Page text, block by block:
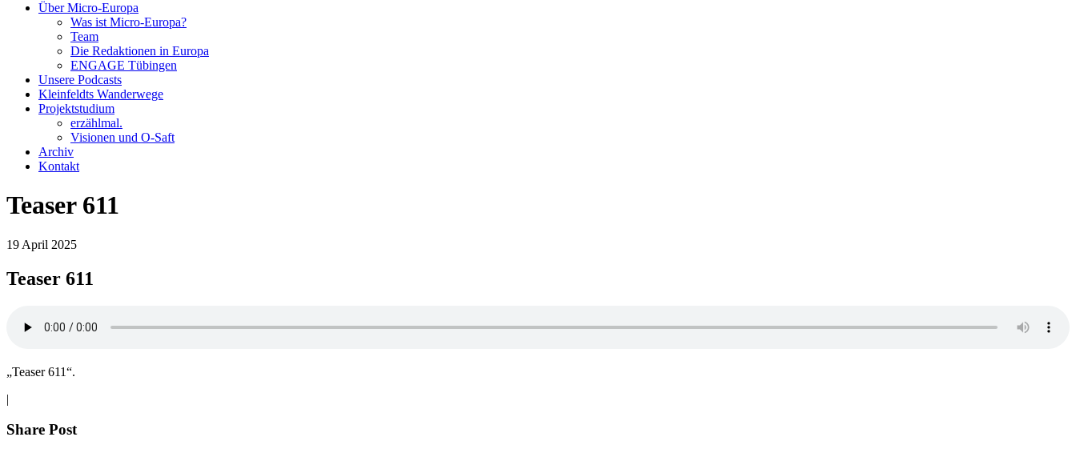
Über Micro-Europa
Was ist Micro-Europa?
Team
Die Redaktionen in Europa
ENGAGE Tübingen
Unsere Podcasts
Kleinfeldts Wanderwege
Projektstudium
erzählmal.
Visionen und O-Saft
Archiv
Kontakt
Teaser 611
19 April 2025
Teaser 611
„Teaser 611“.
|
Share Post